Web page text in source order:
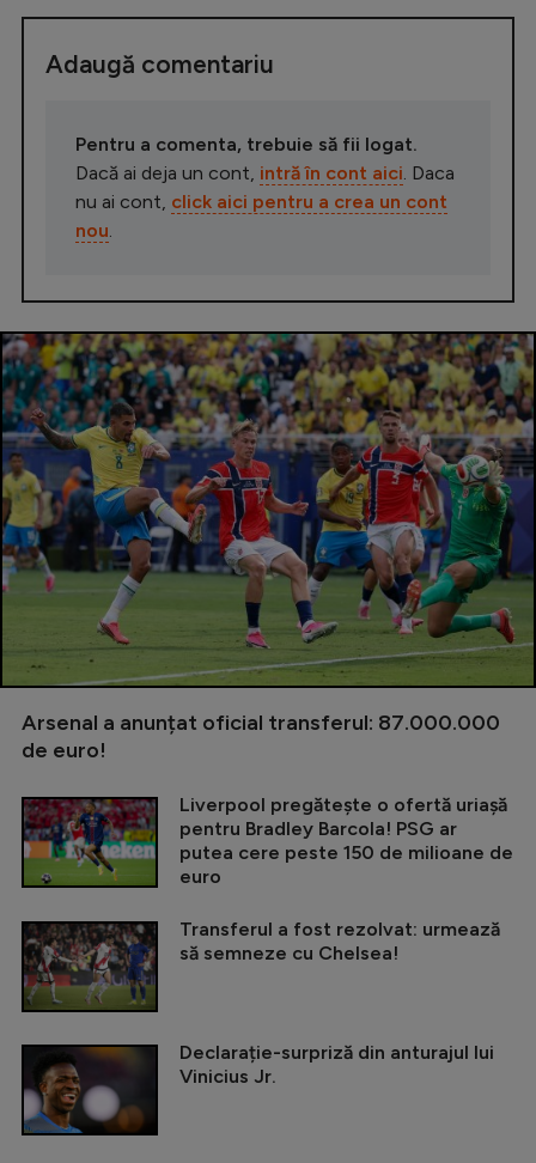
Adaugă comentariu
Pentru a comenta, trebuie să fii logat.
Dacă ai deja un cont, intră în cont aici . Daca
nu ai cont, click aici pentru a crea un cont
nou
Arsenal a anunțat oficial transferul: 87.000.000
de euro!
Liverpool pregătește o ofertă uriașă
pentru Bradley Barcola! PSG ar
putea cere peste 150 de milioane de
euro
Transferul a fost rezolvat: urmează
să semneze cu Chelsea!
Declarație-surpriză din anturajul lui
Vinicius Jr.